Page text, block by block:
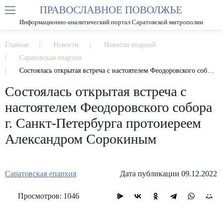
РАЗМЕР ШРИФТА А А
ПРАВОСЛАВНОЕ ПОВОЛЖЬЕ
Информационно-аналитический портал Саратовской митрополии
Главная Новости
Новости епархий
Саратовская епархия
Состоялась открытая встреча с настоятелем Феодоровского собора г. Санкт-Петербурга протоиереем Александром Сорокиным
Состоялась открытая встреча с
настоятелем Феодоровского собора
г. Санкт-Петербурга протоиереем
Александром Сорокиным
Саратовская епархия Дата публикации 09.12.2022
Просмотров: 1046